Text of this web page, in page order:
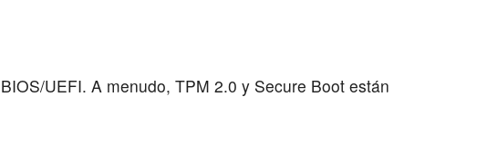
UEFI. A menudo, TPM 2.0 y Secure Boot están